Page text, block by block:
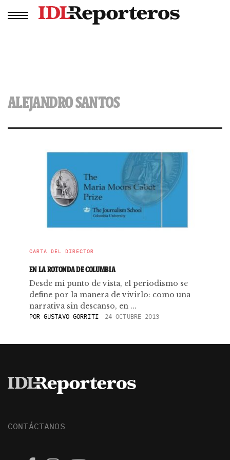
ALEJANDRO SANTOS
CARTA DEL DIRECTOR
EN LA ROTONDA DE COLUMBIA
Desde mi punto de vista, el periodismo se
define por la manera de vivirlo: como una
narrativa sin descanso, en ...
POR GUSTAVO GORRITI 24 OCTUBRE 2013
CONTÁCTANOS